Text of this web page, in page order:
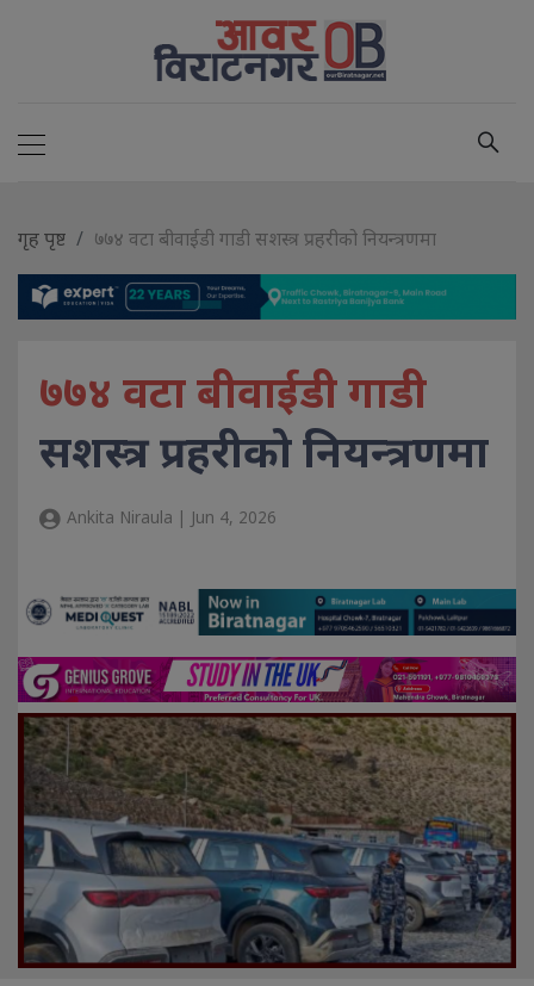
गृह पृष्ट ७७४ वटा बीवाईडी गाडी सशस्त्र प्रहरीको नियन्त्रणमा
७७४ वटा बीवाईडी गाडी
सशस्त्र प्रहरीको नियन्त्रणमा
Ankita Niraula | Jun 4, 2026